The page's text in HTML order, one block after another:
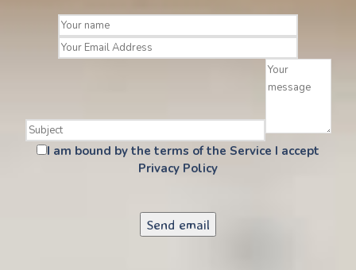
I am bound by the terms of the Service I accept
Privacy Policy